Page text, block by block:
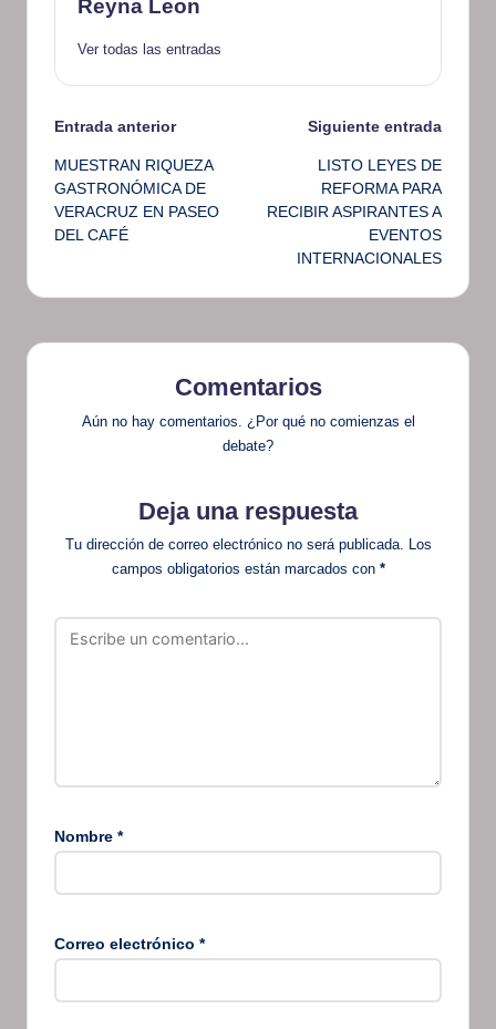
Reyna Leon
Ver todas las entradas
Navegación
de
entradas
Entrada anterior
MUESTRAN RIQUEZA
GASTRONÓMICA DE
VERACRUZ EN PASEO
DEL CAFÉ
Siguiente entrada
LISTO LEYES DE
REFORMA PARA
RECIBIR ASPIRANTES A
EVENTOS
INTERNACIONALES
Comentarios
Aún no hay comentarios. ¿Por qué no comienzas el
debate?
Deja una respuesta
Tu dirección de correo electrónico no será publicada. Los
campos obligatorios están marcados con *
Nombre *
Correo electrónico *